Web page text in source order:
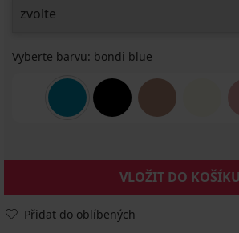
Vyberte barvu: bondi blue
VLOŽIT DO KOŠÍKU
Přidat do oblíbených